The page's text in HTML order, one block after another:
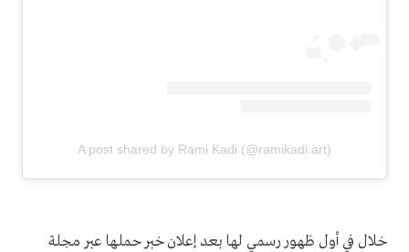
A post shared by Rami Kadi (@ramikadi.art)
خلال في أول ظهور رسمي لها بعد إعلان خبر حملها عبر مجلة